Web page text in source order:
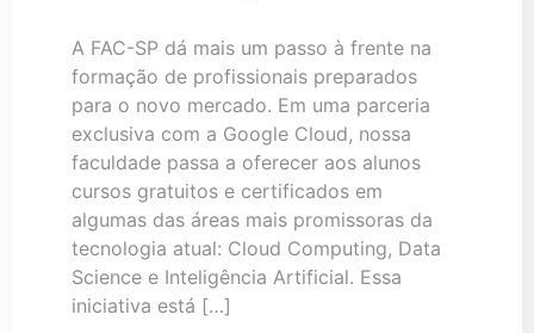
A FAC-SP dá mais um passo à frente na
formação de profissionais preparados
para o novo mercado. Em uma parceria
exclusiva com a Google Cloud, nossa
faculdade passa a oferecer aos alunos
cursos gratuitos e certificados em
algumas das áreas mais promissoras da
tecnologia atual: Cloud Computing, Data
Science e Inteligência Artificial. Essa
iniciativa está […]